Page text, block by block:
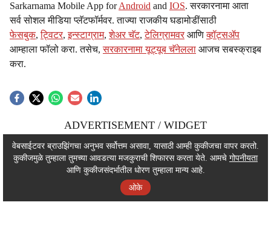
Sarkarnama Mobile App forAndroid and IOS. सरकारनामा आता
सर्व सोशल मीडिया प्लॅटफॉर्मवर. ताज्या राजकीय घडामोडींसाठी
फेसबुक,ट्विटर,इन्स्टाग्राम,शेअर चॅट,टेलिग्रामवर आणिव्हॉट्सॲप
आम्हाला फॉलो करा. तसेच,सरकारनामा यूट्यूब चॅनेलला आजच सबस्क्राइब
करा.
ADVERTISEMENT / WIDGET
ADVERTISEMENT / WIDGET
ADVERTISEMENT / WIDGET
वेबसाईटवर ब्राउझिंगचा अनुभव सर्वोत्तम असावा, यासाठी आम्ही कुकीजचा वापर करतो.
कुकीजमुळे तुम्हाला तुमच्या आवडत्या मजकुराची शिफारस करता येते. आमचे गोपनीयता
आणि कुकीजसंदर्भातील धोरण तुम्हाला मान्य आहे.
ओके